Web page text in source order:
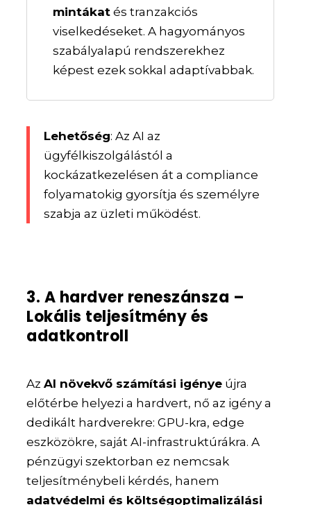
mintákat és tranzakciós
viselkedéseket. A hagyományos
szabályalapú rendszerekhez
képest ezek sokkal adaptívabbak.
Lehetőség: Az AI az
ügyfélkiszolgálástól a
kockázatkezelésen át a compliance
folyamatokig gyorsítja és személyre
szabja az üzleti működést.
3. A hardver reneszánsza –
Lokális teljesítmény és
adatkontroll
AzAI növekvő számítási igénye újra
előtérbe helyezi a hardvert, nő az igény a
dedikált hardverekre: GPU-kra, edge
eszközökre, saját AI-infrastruktúrákra. A
pénzügyi szektorban ez nemcsak
teljesítménybeli kérdés, hanem
adatvédelmi és költségoptimalizálási